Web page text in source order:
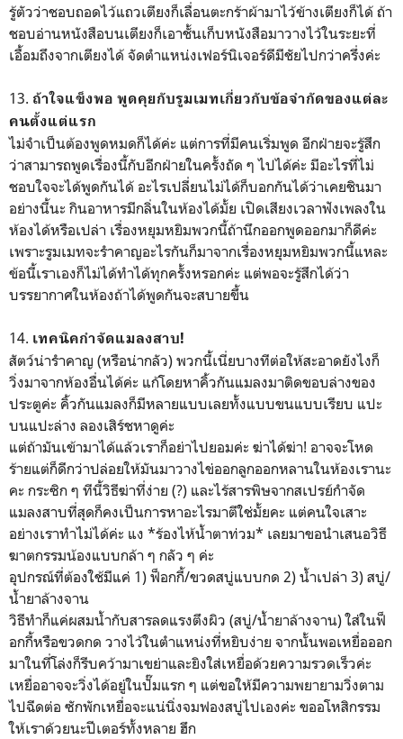
รู้ตัวว่าชอบถอดไว้แถวเตียงก็เลื่อนตะกร้าผ้ามาไว้ข้างเตียงก็ได้ ถ้า
ชอบอ่านหนังสือบนเตียงก็เอาชั้นเก็บหนังสือมาวางไว้ในระยะที่
เอื้อมถึงจากเตียงได้ จัดตำแหน่งเฟอร์นิเจอร์ดีมีชัยไปกว่าครึ่งค่ะ
13. ถ้าใจแข็งพอ พูดคุยกับรูมเมทเกี่ยวกับข้อจำกัดของแต่ละ
คนตั้งแต่แรก
ไม่จำเป็นต้องพูดหมดก็ได้ค่ะ แต่การที่มีคนเริ่มพูด อีกฝ่ายจะรู้สึก
ว่าสามารถพูดเรื่องนี้กับอีกฝ่ายในครั้งถัด ๆ ไปได้ค่ะ มีอะไรที่ไม่
ชอบใจจะได้พูดกันได้ อะไรเปลี่ยนไม่ได้ก็บอกกันได้ว่าเคยชินมา
อย่างนี้นะ กินอาหารมีกลิ่นในห้องได้มั้ย เปิดเสียงเวลาฟังเพลงใน
ห้องได้หรือเปล่า เรื่องหยุมหยิมพวกนี้ถ้านึกออกพูดออกมาก็ดีค่ะ
เพราะรูมเมทจะรำคาญอะไรกันก็มาจากเรื่องหยุมหยิมพวกนี้แหละ
ข้อนี้เราเองก็ไม่ได้ทำได้ทุกครั้งหรอกค่ะ แต่พอจะรู้สึกได้ว่า
บรรยากาศในห้องถ้าได้พูดกันจะสบายขึ้น
14. เทคนิคกำจัดแมลงสาบ!
สัตว์น่ารำคาญ (หรือน่ากลัว) พวกนี้เนี่ยบางทีต่อให้สะอาดยังไงก็
วิ่งมาจากห้องอื่นได้ค่ะ แก้โดยหาคิ้วกันแมลงมาติดขอบล่างของ
ประตูค่ะ คิ้วกันแมลงก็มีหลายแบบเลยทั้งแบบขนแบบเรียบ แปะ
บนแปะล่าง ลองเสิร์ชหาดูค่ะ
แต่ถ้ามันเข้ามาได้แล้วเราก็อย่าไปยอมค่ะ ฆ่าได้ฆ่า! อาจจะโหด
ร้ายแต่ก็ดีกว่าปล่อยให้มันมาวางไข่ออกลูกออกหลานในห้องเรานะ
คะ กระซิก ๆ ทีนี้วิธีฆ่าที่ง่าย (?) และไร้สารพิษจากสเปรย์กำจัด
แมลงสาบที่สุดก็คงเป็นการหาอะไรมาตีใช่มั้ยคะ แต่คนใจเสาะ
อย่างเราทำไม่ได้ค่ะ แง *ร้องไห้น้ำตาท่วม* เลยมาขอนำเสนอวิธี
ฆาตกรรมน้องแบบกล้า ๆ กลัว ๆ ค่ะ
อุปกรณ์ที่ต้องใช้มีแค่ 1) ฟ็อกกี้/ขวดสบู่แบบกด 2) น้ำเปล่า 3) สบู่/
น้ำยาล้างจาน
วิธีทำก็แค่ผสมน้ำกับสารลดแรงตึงผิว (สบู่/น้ำยาล้างจาน) ใส่ในฟ็
อกกี้หรือขวดกด วางไว้ในตำแหน่งที่หยิบง่าย จากนั้นพอเหยื่อออก
มาในที่โล่งก็รีบคว้ามาเขย่าและยิงใส่เหยื่อด้วยความรวดเร็วค่ะ
เหยื่ออาจจะวิ่งได้อยู่ในปั๊มแรก ๆ แต่ขอให้มีความพยายามวิ่งตาม
ไปฉีดต่อ ซักพักเหยื่อจะแน่นิ่งจมฟองสบู่ไปเองค่ะ ขออโหสิกรรม
ให้เราด้วยนะปีเตอร์ทั้งหลาย ฮึก